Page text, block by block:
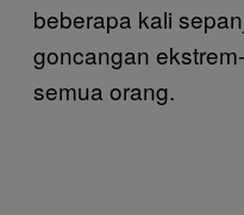
beberapa kali
goncangan
semua orang.